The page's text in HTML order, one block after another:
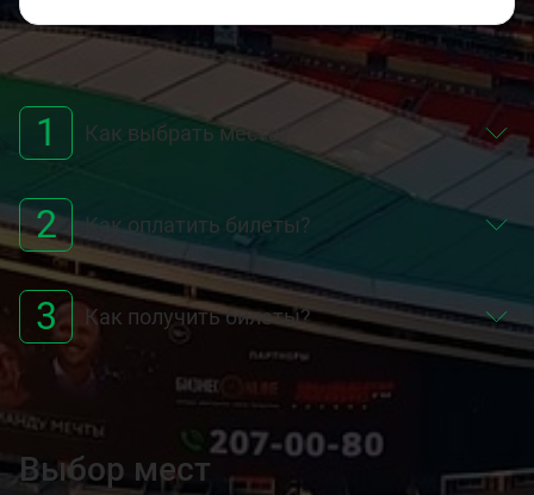
1 Как выбрать места?
2 Как оплатить билеты?
3 Как получить билеты?
Выбор мест